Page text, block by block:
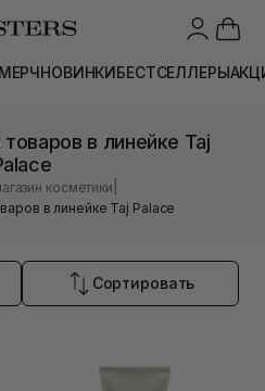
МЕРЧНОВИНКИБЕСТСЕЛЛЕРЫ
в линейке Taj
косметики
в линейке Taj Palace
Сортировать